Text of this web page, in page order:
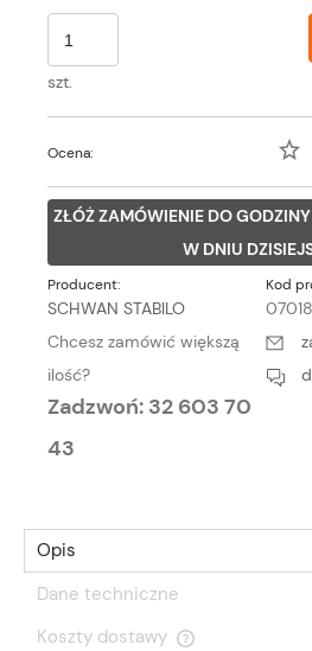
szt.
Ocena:
ZŁÓŻ ZAMÓWIENIE DO
W DNIU
Producent:
SCHWAN STABILO
Kod
Chcesz zamówić większą
ilość?
Zadzwoń: 32 603 70
43
Opis
Dane techniczne
Koszty dostawy